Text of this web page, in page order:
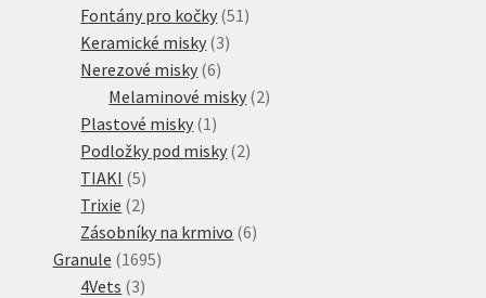
Fontány pro kočky 51 51
Keramické misky 33
Nerezové misky 66
produktů
Melaminové misky 22
Plastové misky 1 1
produkt
Podložky pod misky 22
TIAKI 55
produktů
Trixie 22
produkty
Zásobníky na krmivo 66
Granule 16951695
4Vets 33